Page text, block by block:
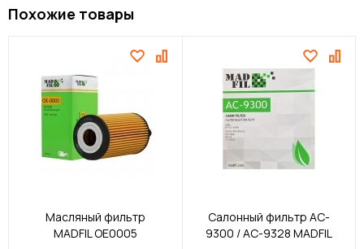
Похожие товары
Масляный фильтр
MADFIL OE0005
Салонный фильтр AC-
9300 / AC-9328 MADFIL